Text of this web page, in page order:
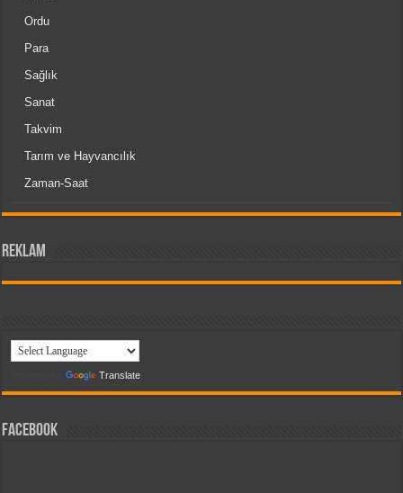
Ordu
Para
Sağlık
Sanat
Takvim
Tarım ve Hayvancılık
Zaman-Saat
reklam
Powered by Translate
Facebook